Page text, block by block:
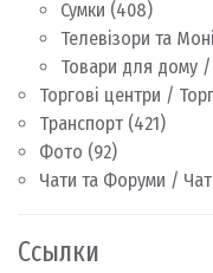
Сумки (408)
Телевізори та
Товари для дому
Торгові центри /
Транспорт (421)
Фото (92)
Чати та Форуми /
Ссылки